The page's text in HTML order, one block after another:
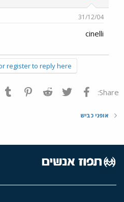
31/12/04
cinelli
register to reply here.
Share: פייסבוק Twitter
Reddit
אופני כביש